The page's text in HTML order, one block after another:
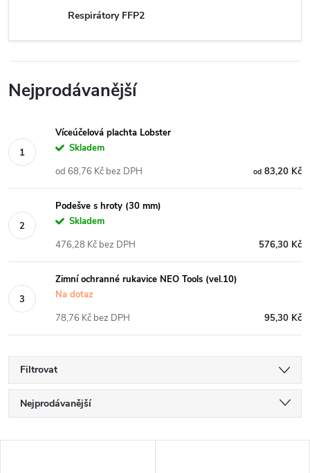
Respirátory FFP2
Nejprodávanější
Víceúčelová plachta Lobster
Skladem
od83,20 Kč
od 68,76 Kč bez DPH
Podešve s hroty (30 mm)
Skladem
576,30 Kč
476,28 Kč bez DPH
Zimní ochranné rukavice NEO Tools (vel.10)
Na dotaz
95,30 Kč
78,76 Kč bez DPH
Filtrovat
Ř
a
Nejprodávanější